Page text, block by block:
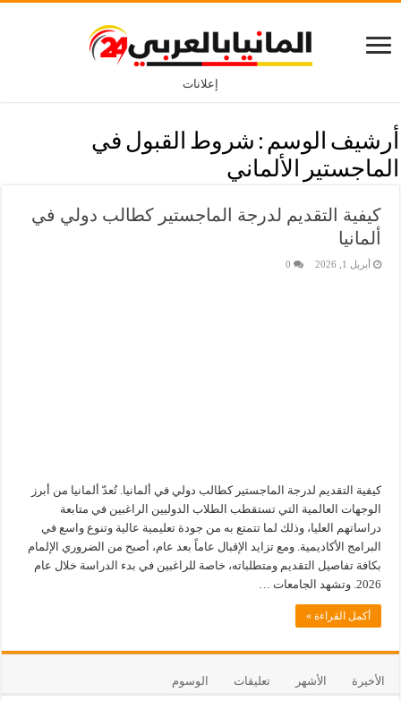
إعلانات
أرشيف الوسم : شروط القبول في
الماجستير الألماني
كيفية التقديم لدرجة الماجستير كطالب دولي في
ألمانيا
أبريل 1, 2026 0
كيفية التقديم لدرجة الماجستير كطالب دولي في ألمانيا. تُعدّ ألمانيا من أبرز
الوجهات العالمية التي تستقطب الطلاب الدوليين الراغبين في متابعة
دراساتهم العليا، وذلك لما تتمتع به من جودة تعليمية عالية وتنوع واسع في
البرامج الأكاديمية. ومع تزايد الإقبال عاماً بعد عام، أصبح من الضروري الإلمام
بكافة تفاصيل التقديم ومتطلباته، خاصة للراغبين في بدء الدراسة خلال عام
2026. وتشهد الجامعات …
أكمل القراءة »
الأخيرة الأشهر تعليقات الوسوم